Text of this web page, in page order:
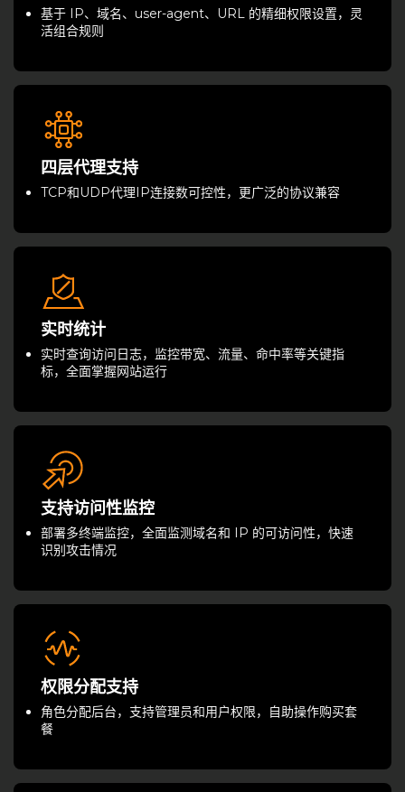
基于 IP、域名、user-agent、URL 的精细权限设置，灵
活组合规则
四层代理支持
TCP和UDP代理IP连接数可控性，更广泛的协议兼容
实时统计
实时查询访问日志，监控带宽、流量、命中率等关键指
标，全面掌握网站运行
支持访问性监控
部署多终端监控，全面监测域名和 IP 的可访问性，快速
识别攻击情况
权限分配支持
角色分配后台，支持管理员和用户权限，自助操作购买套
餐